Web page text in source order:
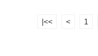
|<< < 1